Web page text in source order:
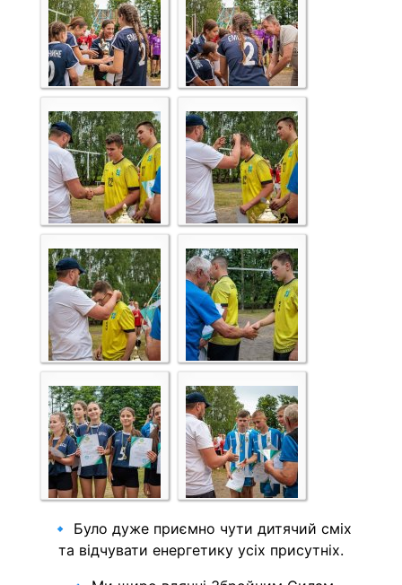
🔹 Було дуже приємно чути дитячий сміх
та відчувати енергетику усіх присутніх.